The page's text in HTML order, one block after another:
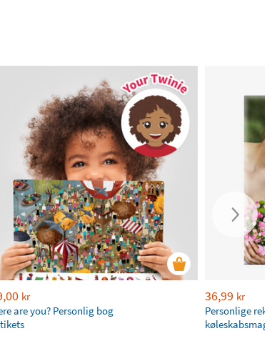
kr
are you? Personlig bog
36,99 kr
Personlige